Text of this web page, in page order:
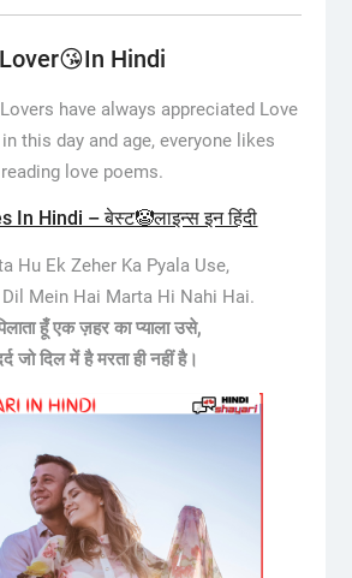
Lover😘In Hindi
Lovers have always appreciated Love
this day and age, everyone likes
reading love poems.
In Hindi – बेस्ट🤡लाइन्स इन हिंदी
Hu Ek Zeher Ka Pyala Use,
Mein Hai Marta Hi Nahi Hai.
हूँ एक ज़हर का प्याला उसे,
जो दिल में है मरता ही नहीं है।